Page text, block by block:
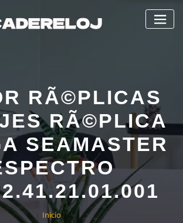
RÃ©PLICAS
RÃ©PLICA
SEAMASTER
Inicio